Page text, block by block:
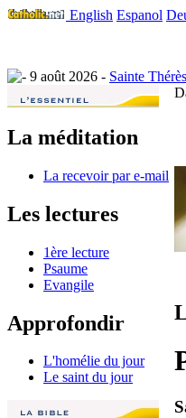
English Espanol
9 août 2026 - Sainte
La méditation
La recevoir par e-mail
Les lectures
1ère lecture
Psaume
Evangile
Approfondir
L'homélie du jour
Le saint du jour